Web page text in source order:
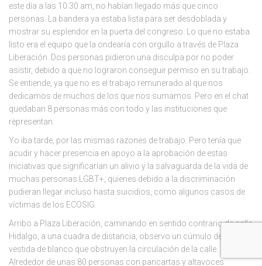
este día a las 10:30 am, no habían llegado más que cinco
personas. La bandera ya estaba lista para ser desdoblada y
mostrar su esplendor en la puerta del congreso. Lo que no estaba
listo era el equipo que la ondearía con orgullo a través de Plaza
Liberación. Dos personas pidieron una disculpa por no poder
asistir, debido a que no lograron conseguir permiso en su trabajo.
Se entiende, ya que no es el trabajo remunerado al que nos
dedicamos de muchos de los que nos sumamos. Pero en el chat
quedaban 8 personas más con todo y las instituciones que
representan.
Yo iba tarde, por las mismas razones de trabajo. Pero tenía que
acudir y hacer presencia en apoyo a la aprobación de estas
iniciativas que significarían un alivio y la salvaguarda de la vida de
muchas personas LGBT+, quienes debido a la discriminación
pudieran llegar incluso hasta suicidios, como algunos casos de
víctimas de los ECOSIG.
Arribo a Plaza Liberación, caminando en sentido contrario de calle
Hidalgo; a una cuadra de distancia, observo un cúmulo de gente
vestida de blanco que obstruyen la circulación de la calle.
Alrededor de unas 80 personas con pancartas y altavoces